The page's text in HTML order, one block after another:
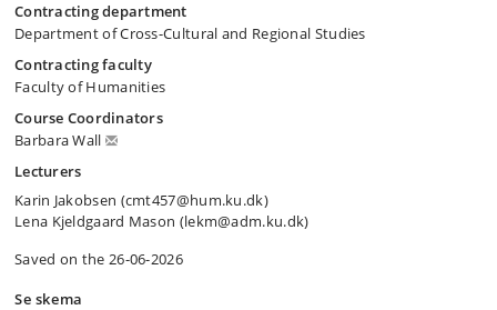
Contracting department
Department of Cross-Cultural and Regional Studies
Contracting faculty
Faculty of Humanities
Course Coordinators
Barbara Wall
Lecturers
Karin Jakobsen (cmt457@hum.ku.dk)
Lena Kjeldgaard Mason (lekm@adm.ku.dk)
Saved on the 26-06-2026
Se skema